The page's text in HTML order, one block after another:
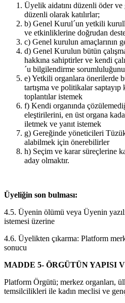
Üyelik aidatını düzenli öder ve
düzenli olarak katılırlar;
b) Genel Kurul´un yetkili
ve etkinliklerine doğrudan
c) Genel kurulun amaçlarının
d) Genel Kurulun bütün
hakkına sahiptirler ve kendi
´u bilgilendirme sorumluluğunu
e) Yetkili organlara önerilerde
tartışma ve politikalar saptayıp
toplantılar istemek
f) Kendi organında
eleştirilerini, en üst organa
iletmek ve yanıt istemek
g) Gereğinde yöneticileri
alabilmek için önerebilirler
h) Seçim ve karar süreçlerine
aday olmaktır.
Üyeliğin son bulması:
4.5. Üyenin ölümü veya Üyenin
istemesi üzerine
4.6. Üyelikten çıkarma: Platform
sonucu
MADDE 5- ÖRGÜTÜN YAPISI
Platform Örgütü; merkez organları,
temsilcilikleri ile kadın meclisi ve